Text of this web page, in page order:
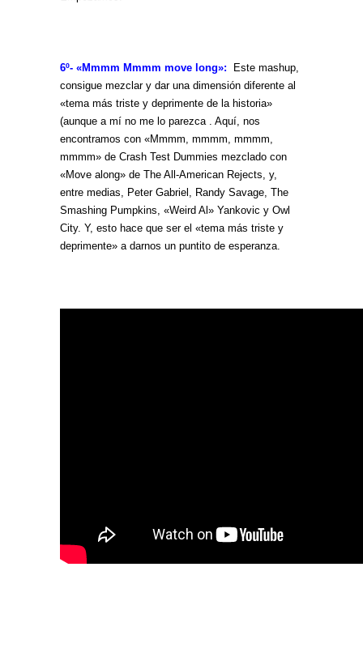
6º- «Mmmm Mmmm move long»: Este mashup,
consigue mezclar y dar una dimensión diferente al
«tema más triste y deprimente de la historia»
(aunque a mí no me lo parezca . Aquí, nos
encontramos con «Mmmm, mmmm, mmmm,
mmmm» de Crash Test Dummies mezclado con
«Move along» de The All-American Rejects, y,
entre medias, Peter Gabriel, Randy Savage, The
Smashing Pumpkins, «Weird Al» Yankovic y Owl
City. Y, esto hace que ser el «tema más triste y
deprimente» a darnos un puntito de esperanza.